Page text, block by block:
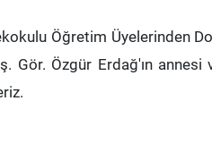
Öğretim Üyelerinden
Gör. Özgür Erdağ'ın